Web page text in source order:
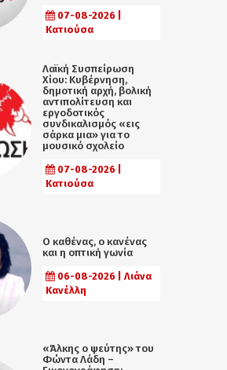
07-08-2026 |
Κατιούσα
Λαϊκή Συσπείρωση
Χίου: Κυβέρνηση,
δημοτική αρχή, βολική
αντιπολίτευση και
εργοδοτικός
συνδικαλισμός «εις
σάρκα μια» για το
μουσικό σχολείο
07-08-2026 |
Κατιούσα
Ο καθένας, ο κανένας
και η οπτική γωνία
06-08-2026 | Λιάνα
Κανέλλη
«Άλκης ο ψεύτης» του
Φώντα Λάδη –